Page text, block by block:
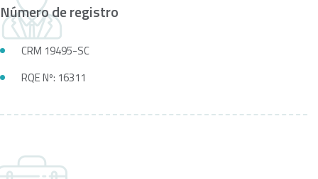
Número de registro
CRM 19495-SC
RQE Nº: 16311